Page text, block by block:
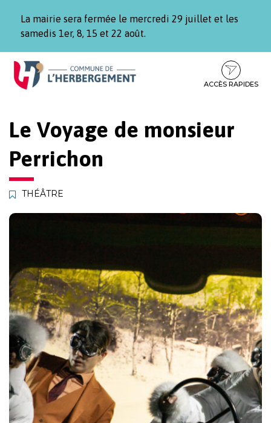
La mairie sera fermée le mercredi 29 juillet et les
samedis 1er, 8, 15 et 22 août.
Aller
Aller
contenu
Aller
pied
ACCÈS RAPIDES
Le Voyage de monsieur
Perrichon
THÉÂTRE